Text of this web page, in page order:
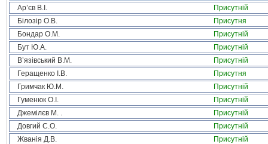
Ар’єв В.І.
Присутній
Білозір О.В.
Присутня
Бондар О.М.
Присутній
Бут Ю.А.
Присутній
В’язівський В.М.
Присутній
Геращенко І.В.
Присутня
Гримчак Ю.М.
Присутній
Гуменюк О.І.
Присутній
Джемілєв М. .
Присутній
Довгий С.О.
Присутній
Жванія Д.В.
Присутній